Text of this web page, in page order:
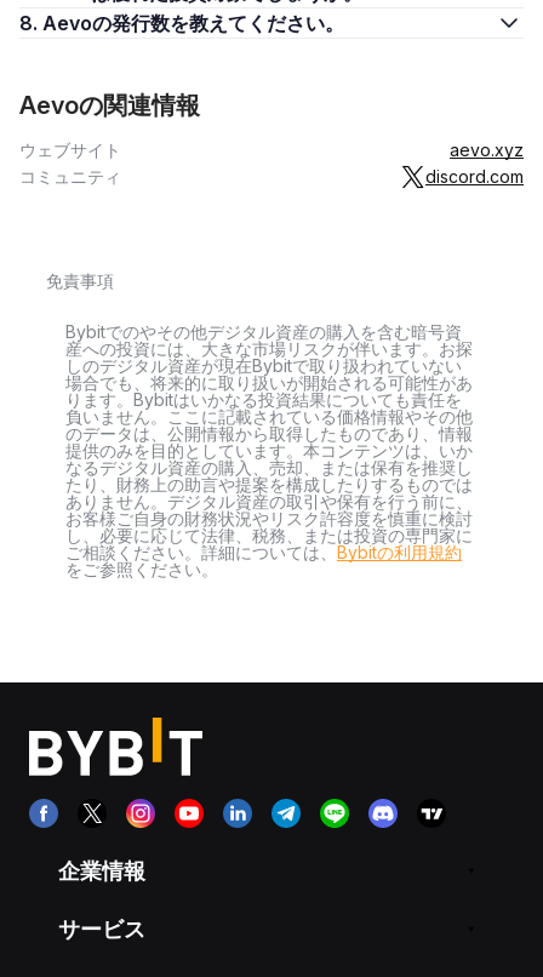
8. Aevoの発行数を教えてください。
Aevoの関連情報
ウェブサイト
aevo.xyz
コミュニティ
discord.com
免責事項
Bybitでのやその他デジタル資産の購入を含む暗号資
産への投資には、大きな市場リスクが伴います。お探
しのデジタル資産が現在Bybitで取り扱われていない
場合でも、将来的に取り扱いが開始される可能性があ
ります。Bybitはいかなる投資結果についても責任を
負いません。ここに記載されている価格情報やその他
のデータは、公開情報から取得したものであり、情報
提供のみを目的としています。本コンテンツは、いか
なるデジタル資産の購入、売却、または保有を推奨し
たり、財務上の助言や提案を構成したりするものでは
ありません。デジタル資産の取引や保有を行う前に、
お客様ご自身の財務状況やリスク許容度を慎重に検討
し、必要に応じて法律、税務、または投資の専門家に
ご相談ください。詳細については、 Bybitの利用規約
をご参照ください。
企業情報
サービス